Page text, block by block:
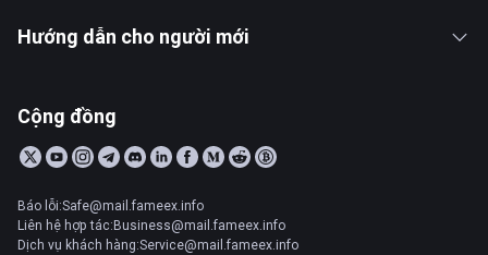
Hướng dẫn cho người mới
Cộng đồng
Báo lỗi:Safe@mail.fameex.info
Liên hệ hợp tác:Business@mail.fameex.info
Dịch vụ khách hàng:Service@mail.fameex.info